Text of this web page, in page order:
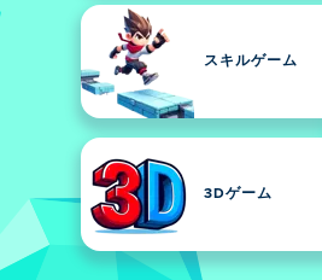
スキルゲーム
3Dゲーム